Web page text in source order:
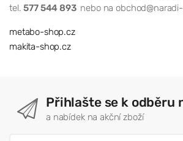
tel.577 544 893 nebo na
metabo-shop.cz
makita-shop.cz
Přihlašte se k odběru
a nabídek na akční zboží